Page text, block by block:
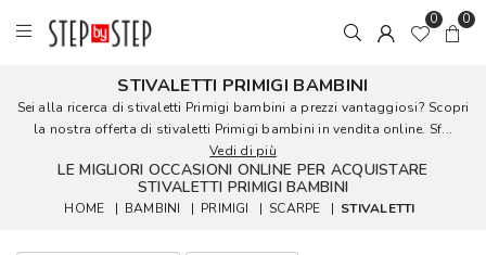
0 0
STIVALETTI PRIMIGI BAMBINI
Sei alla ricerca di stivaletti Primigi bambini a prezzi vantaggiosi? Scopri
la nostra offerta di stivaletti Primigi bambini in vendita online. Sf...
Vedi di più
LE MIGLIORI OCCASIONI ONLINE PER ACQUISTARE
STIVALETTI PRIMIGI BAMBINI
HOME | BAMBINI | PRIMIGI | SCARPE | STIVALETTI